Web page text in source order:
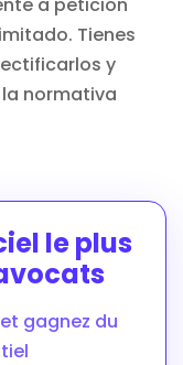
Tienes
y
normativa
le plus
gagnez du